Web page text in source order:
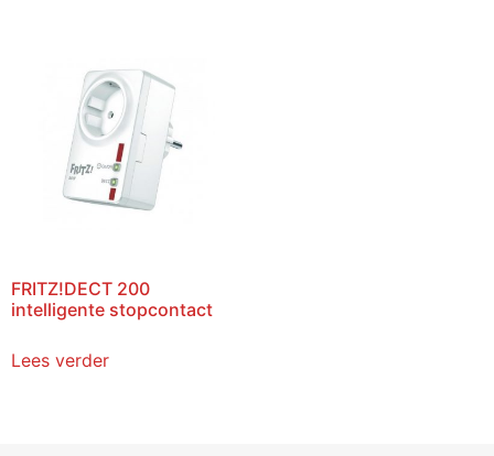
FRITZ!DECT 200
intelligente stopcontact
Lees verder